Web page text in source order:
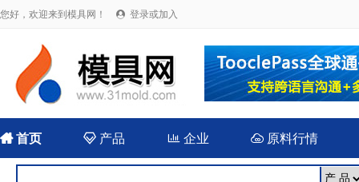
您好，欢迎来到模具网！  登录或加入
首页  产品 企业 原料行情